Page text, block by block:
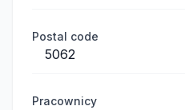
Postal code
5062
Pracownicy